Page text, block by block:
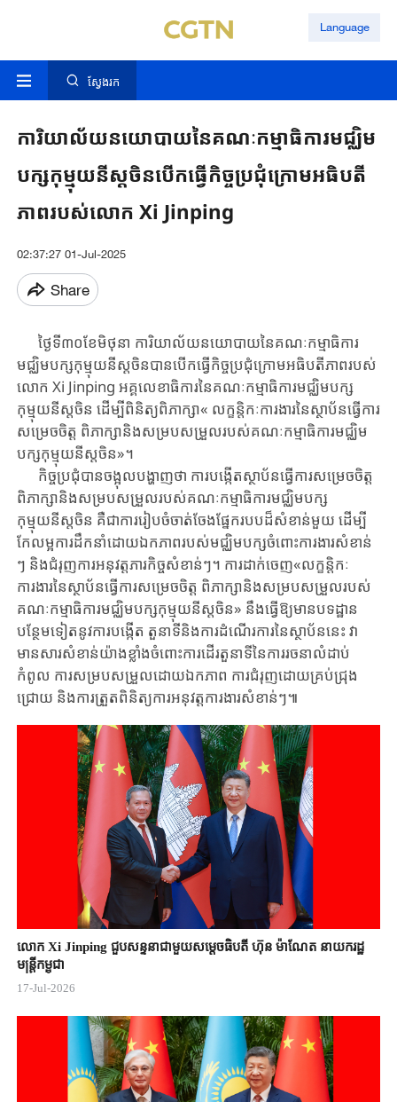
Language
ស្វែងរក
ការិយាល័យនយោបាយនៃគណៈកម្មាធិការមជ្ឈិម
បក្សកុម្មុយនីស្តចិនបើកធ្វើកិច្ចប្រជុំក្រោមអធិបតី
ភាពរបស់លោក Xi Jinping
02:37:27 01-Jul-2025
Share
ថ្ងៃ​ទី​៣០​ខែ​មិថុនា ការិយាល័យនយោបាយ​នៃ​គណៈ​កម្មាធិការ​
មជ្ឈិម​បក្ស​កុម្មុយ​នីស្ត​ចិនបាន​បើកធ្វើ​កិច្ចប្រជុំ​ក្រោម​អធិបតី​ភាព​របស់​
លោក Xi Jinping អគ្គ​លេខាធិការ​នៃ​គណៈកម្មាធិការ​មជ្ឈិម​បក្ស​
កុម្មុយនីស្ត​ចិន ដើម្បី​ពិនិត្យ​ពិភាក្សា​« លក្ខន្តិកៈ​ការងារ​នៃ​ស្ថាប័ន​ធ្វើការ​​
សម្រេច​ចិត្ត ពិភាក្សា​និងសម្របសម្រួលរបស់គណៈកម្មាធិការមជ្ឈិម
បក្ស​កុម្មុយ​នីស្ត​ចិន»។
កិច្ច​ប្រជុំបានចង្អុលបង្ហាញថា ការបង្កើតស្ថាប័ន​ធ្វើ​ការ​សម្រេចចិត្ត
ពិភាក្សា​និង​សម្រ​ប​សម្រួល​របស់គណៈកម្មាធិការមជ្ឈិមបក្ស
កុម្មុយនីស្ត​ចិន គឺជាការរៀបចំចាត់​ចែង​ផ្នែក​របប​ដ៏​សំខាន់​មួយ ដើម្បី
កែលម្អការដឹកនាំដោយ​ឯកភាព​របស់​មជ្ឈិមបក្ស​​ចំពោះ​ការងារ​សំខាន់​
ៗ​ និង​ជំរុញការអនុវត្តភារកិច្ចសំខាន់ៗ។ ការដាក់​ចេញ​«លក្ខន្តិកៈ​
ការងារ​នៃស្ថាប័ន​ធ្វើ​ការ​ស​ម្រេច​ចិត្ត ពិភាក្សា​និងសម្របសម្រួលរបស់
គណៈកម្មាធិការមជ្ឈិមបក្សកុម្មុយនីស្ត​ចិន» នឹង​ធ្វើ​ឱ្យ​មានបទ​ដ្ឋាន​
បន្ថែមទៀតនូវ​ការបង្កើត តួនាទី​និងការដំណើរ​ការនៃស្ថាប័ន​នេះ វា
មាន​សារ​សំខាន់​យ៉ាង​ខ្លាំងចំពោះ​ការដើរតួនាទីនៃ​ការរចនាលំដាប់​
កំពូល ការសម្របសម្រួល​ដោ​យ​ឯក​ភាព ការជំរុញ​ដោយ​គ្រប់​ជ្រុង​
ជ្រោយ និងការត្រួតពិនិត្យការអនុវត្ត​ការងារ​សំខាន់​ៗ​៕
លោក Xi Jinping ជួបសន្ទនាជាមួយសម្តេចធិបតី ហ៊ុន ម៉ាណែត នាយករដ្ឋ
មន្ត្រីកម្ពុជា
17-Jul-2026